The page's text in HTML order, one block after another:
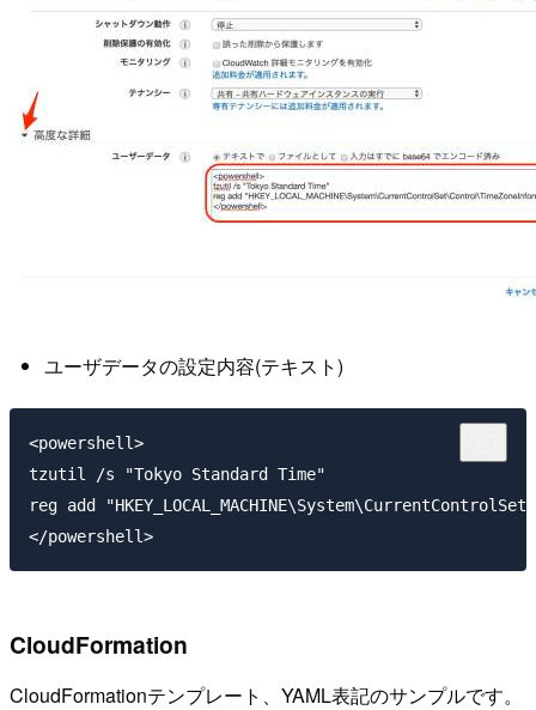
ユーザデータの設定内容(テキスト)
<powershell>
tzutil /s "Tokyo Standard Time"
reg add
CloudFormation
CloudFormationテンプレート、YAML表記のサンプルです。